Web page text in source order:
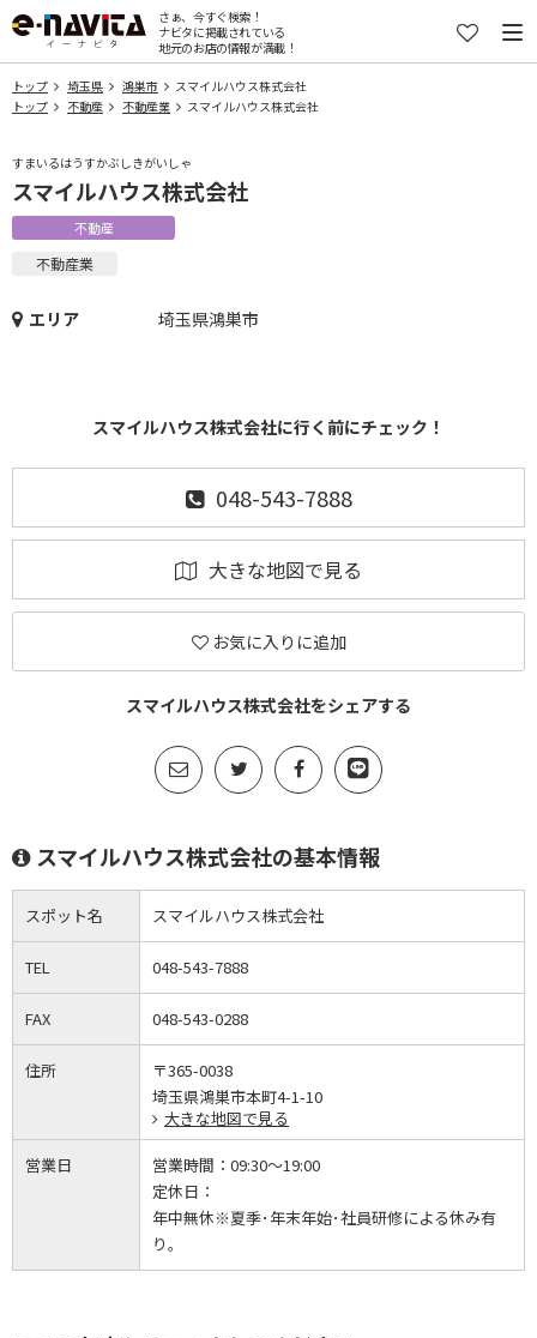
さぁ、今すぐ検索！
ナビタに掲載されている
地元のお店の情報が満載！
トップ 埼玉県 鴻巣市
スマイルハウス株式会社
トップ
不動産 不動産業 スマイルハウス株式会社
すまいるはうすかぶしきがいしゃ
スマイルハウス株式会社
不動産
不動産業
エリア 埼玉県鴻巣市
スマイルハウス株式会社に行く前にチェック！
048-543-7888
大きな地図で見る
お気に入りに追加
スマイルハウス株式会社をシェアする
スマイルハウス株式会社の基本情報
スポット名 スマイルハウス株式会社
TEL 048-543-7888
FAX 048-543-0288
住所
〒365-0038
埼玉県鴻巣市本町4-1-10
大きな地図で見る
営業日 営業時間： 09:30～19:00
定休日：
年中無休※夏季･年末年始･社員研修による休み有
り｡